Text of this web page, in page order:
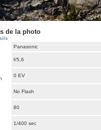
de la photo
Panasonic
f/5,6
0 EV
No Flash
80
1/400 sec